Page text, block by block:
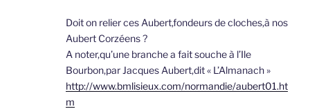
Doit on relier ces Aubert,fondeurs de cloches,à nos
Aubert Corzéens ?
A noter,qu’une branche a fait souche à l’Ile
Bourbon,par Jacques Aubert,dit « L’Almanach »
http://www.bmlisieux.com/normandie/aubert01.ht
m